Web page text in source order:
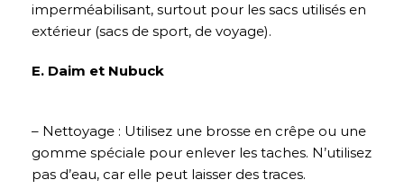
imperméabilisant, surtout pour les sacs utilisés en
extérieur (sacs de sport, de voyage).
E. Daim et Nubuck
– Nettoyage : Utilisez une brosse en crêpe ou une
gomme spéciale pour enlever les taches. N’utilisez
pas d’eau, car elle peut laisser des traces.